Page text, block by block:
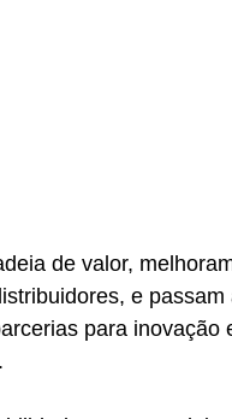
de valor,
e passam
para inovação